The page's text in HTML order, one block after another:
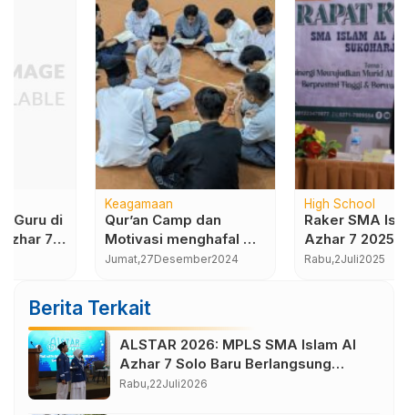
Raker SMA Islam Al
Azhar 7 2025-2026
Hadirkan Pakar
Berpengalaman, SMA
Islam Al Azhar 7 Gelar
Jumat, Februari2025
Berita Terkait
ALSTAR 2026: MPLS SMA Islam Al
Azhar 7 Solo Baru Berlangsung
Sukses, Wujudkan Awal Perjalanan
Rabu,22Juli2026